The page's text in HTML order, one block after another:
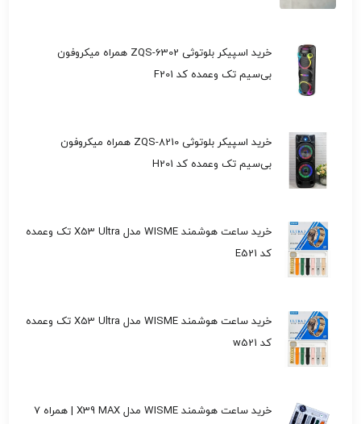
خرید اسپیکر بلوتوثی ZQS-6302 همراه میکروفون
بی‌سیم تک وعمده کد F201
خرید اسپیکر بلوتوثی ZQS-8210 همراه میکروفون
بی‌سیم تک وعمده کد H201
خرید ساعت هوشمند WISME مدل X53 Ultra تک وعمده
کد E521
خرید ساعت هوشمند WISME مدل X53 Ultra تک وعمده
کد w521
خرید ساعت هوشمند WISME مدل X39 MAX | همراه 7